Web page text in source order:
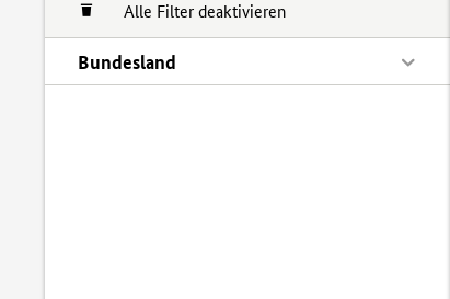
Alle Filter deaktivieren
Bundesland